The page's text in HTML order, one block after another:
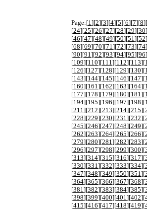
Page:[1 ][2][3][4][5][6][7][8][
[24][25][26][27][28][29][30
[46][47][48][49][50][51 ][52
[68][69][70][71 ][72][73][74
[90][91 ][92][93][94][95][96
[109][110][111 ][112][113][
[126][127][128][129][130][
[143][144][145][146][147][
[160][161 ][162][163][164][
[177][178][179][180][181 ][
[194][195][196][197][198][
[211 ][212][213][214][215][
[228][229][230][231 ][232][
[245][246][247][248][249][
[262][263][264][265][266][
[279][280][281 ][282][283][
[296][297][298][299][300][
[313][314][315][316][317][
[330][331 ][332][333][334][
[347][348][349][350][351 ][
[364][365][366][367][368][
[381 ][382][383][384][385][
[398][399][400][401 ][402][
[415][416][417][418][419][